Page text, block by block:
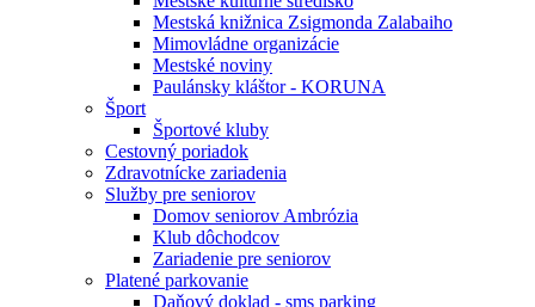
Mestská knižnica Zsigmonda Zalabaiho
Mimovládne organizácie
Mestské noviny
Paulánsky kláštor - KORUNA
Šport
Športové kluby
Cestovný poriadok
Zdravotnícke zariadenia
Služby pre seniorov
Domov seniorov Ambrózia
Klub dôchodcov
Zariadenie pre seniorov
Platené parkovanie
Daňový doklad - sms parking